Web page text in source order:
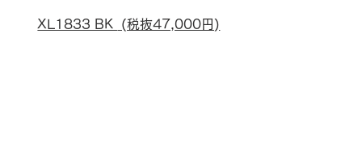
XL1833 BK (税抜47,000円)